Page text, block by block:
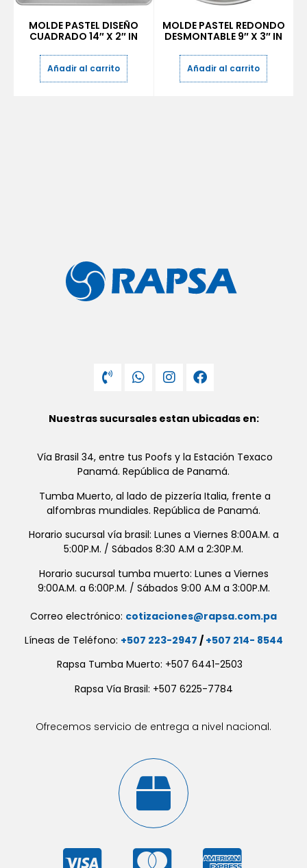
MOLDE PASTEL DISEÑO
CUADRADO 14″ X 2″ IN
Añadir al carrito
MOLDE PASTEL REDONDO
DESMONTABLE 9″ X 3″ IN
Añadir al carrito
Nuestras sucursales estan ubicadas en:
Vía Brasil 34, entre tus Poofs y la Estación Texaco
Panamá. República de Panamá.
Tumba Muerto, al lado de pizzería Italia, frente a
alfombras mundiales. República de Panamá.
Horario sucursal vía brasil: Lunes a Viernes 8:00A.M. a
5:00P.M. / Sábados 8:30 A.M a 2:30P.M.
Horario sucursal tumba muerto: Lunes a Viernes
9:00A.M. a 6:00P.M. / Sábados 9:00 A.M a 3:00P.M.
Correo electrónico: cotizaciones@rapsa.com.pa
Líneas de Teléfono: +507 223-2947 / +507 214- 8544
Rapsa Tumba Muerto: +507 6441-2503
Rapsa Vía Brasil: +507 6225-7784
Ofrecemos servicio de entrega a nivel nacional.